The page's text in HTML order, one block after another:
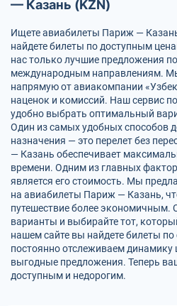
— Казань (KZN)
Ищете авиабилеты Париж —
найдете билеты по доступным
нас только лучшие предложения
международным направлениям.
напрямую от авиакомпании
наценок и комиссий. Наш сервис
удобно выбрать оптимальный
Один из самых удобных способов
назначения — это перелет без
— Казань обеспечивает
времени. Одним из главных
является его стоимость. Мы
на авиабилеты Париж — Казань,
путешествие более экономичным.
варианты и выбирайте тот,
нашем сайте вы найдете билеты
постоянно отслеживаем динамику
выгодные предложения. Теперь
доступным и недорогим.